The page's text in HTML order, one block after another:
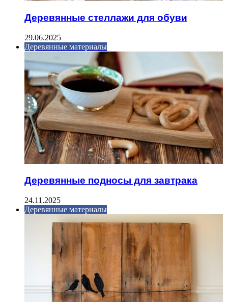
Деревянные стеллажи для обуви
29.06.2025
Деревянные материалы
Деревянные подносы для завтрака
24.11.2025
Деревянные материалы